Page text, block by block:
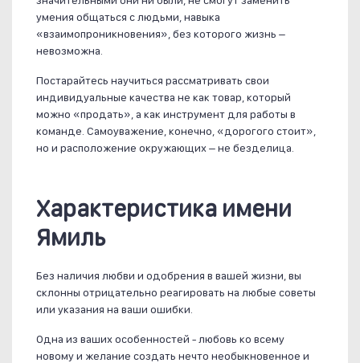
умения общаться с людьми, навыка
«взаимопроникновения», без которого жизнь –
невозможна.
Постарайтесь научиться рассматривать свои
индивидуальные качества не как товар, который
можно «продать», а как инструмент для работы в
команде. Самоуважение, конечно, «дорогого стоит»,
но и расположение окружающих – не безделица.
Характеристика имени
Ямиль
Без наличия любви и одобрения в вашей жизни, вы
склонны отрицательно реагировать на любые советы
или указания на ваши ошибки.
Одна из ваших особенностей - любовь ко всему
новому и желание создать нечто необыкновенное и